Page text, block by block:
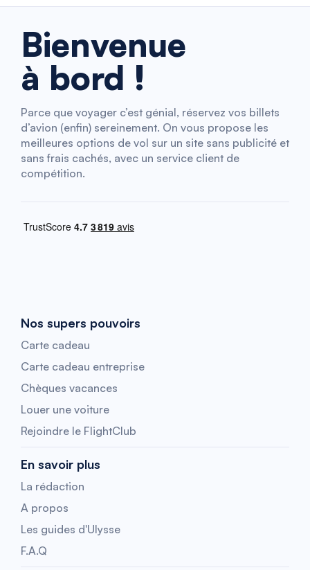
Bienvenue
à bord !
Parce que voyager c’est génial, réservez vos billets
d’avion (enfin) sereinement. On vous propose les
meilleures options de vol sur un site sans publicité et
sans frais cachés, avec un service client de
compétition.
Nos supers pouvoirs
Carte cadeau
Carte cadeau entreprise
Chèques vacances
Louer une voiture
Rejoindre le FlightClub
En savoir plus
La rédaction
A propos
Les guides d'Ulysse
F.A.Q